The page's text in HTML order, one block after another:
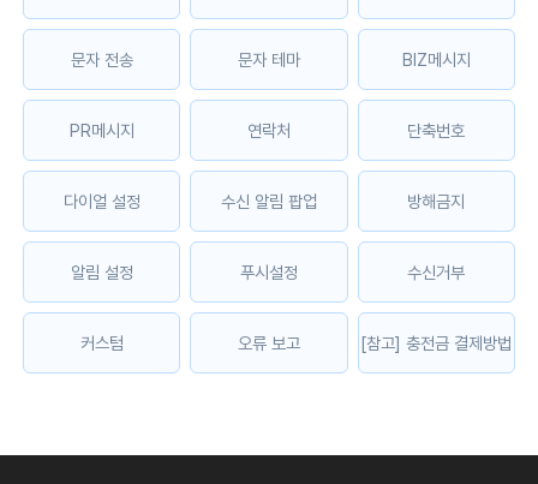
문자 전송 문자 테마 BIZ메시지
PR메시지 연락처 단축번호
다이얼 설정 수신 알림 팝업 방해금지
알림 설정 푸시설정 수신거부
커스텀 오류 보고 [참고] 충전금 결제방법